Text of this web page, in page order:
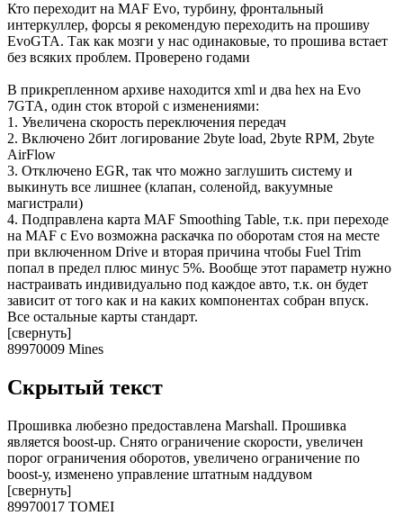
Кто переходит на MAF Evo, турбину, фронтальный
интеркуллер, форсы я рекомендую переходить на прошиву
EvoGTA. Так как мозги у нас одинаковые, то прошива встает
без всяких проблем. Проверено годами
В прикрепленном архиве находится xml и два hex на Evo
7GTA, один сток второй с изменениями:
1. Увеличена скорость переключения передач
2. Включено 2бит логирование 2byte load, 2byte RPM, 2byte
AirFlow
3. Отключено EGR, так что можно заглушить систему и
выкинуть все лишнее (клапан, соленойд, вакуумные
магистрали)
4. Подправлена карта MAF Smoothing Table, т.к. при переходе
на MAF c Evo возможна раскачка по оборотам стоя на месте
при включенном Drive и вторая причина чтобы Fuel Trim
попал в предел плюс минус 5%. Вообще этот параметр нужно
настраивать индивидуально под каждое авто, т.к. он будет
зависит от того как и на каких компонентах собран впуск.
Все остальные карты стандарт.
[свернуть]
89970009 Mines
Скрытый текст
Прошивка любезно предоставлена Marshall. Прошивка
является boost-up. Снято ограничение скорости, увеличен
порог ограничения оборотов, увеличено ограничение по
boost-у, изменено управление штатным наддувом
[свернуть]
89970017 TOMEI